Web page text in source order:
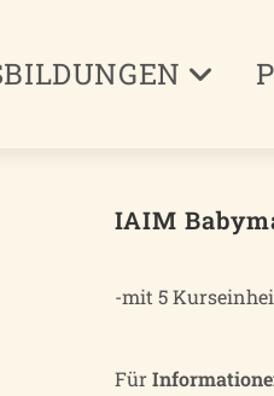
IAIM
-mit 5
Für